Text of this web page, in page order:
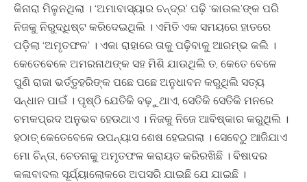
କିନାରା ମିଳୁନଥିଲା । ‘ଅମାବାସ୍ୟାର ଚନ୍ଦ୍ର’ ପଢ଼ି ‘କାଉଲ’ଙ୍କ ପରି
ନିଜକୁ ନିରୁଦ୍ଧିଷ୍ଟ କରିଦେଇଥିଲି । ଏମିତି ଏକ ସମୟରେ ହାତରେ
ପଡି଼ଲା ‘ଅମୃତଫଳ’ । ଏକା ରାହାରେ ତାକୁ ପଢ଼ିବାକୁ ଆରମ୍ଭ କଲି ।
କେତେବେଳେ ଅମରନାଥଙ୍କ ସହ ମିଶି ଯାଉଥିଲି ତ, କେତେ ବେଳେ
ପୁଣି ରାଜା ଭର୍ତ୍ତୃହରିଙ୍କ ପଛେ ପଛେ ଅନୁଧାବନ କରୁଥିଲି ସତ୍ୟ
ସନ୍ଧାନ ପାଇଁ । ପୃଷ୍ଠି ଯେତିକି ବଢ଼ୁଥାଏ, ସେତିକି ସେତିକି ମନରେ
ଚମକପ୍ରଦ ଅନୁଭବ ହେଉଥାଏ । ନିଜକୁ ନିଜେ ଆବିଷ୍କାର କରୁଥିଲି ।
ହଠାତ୍ କେତେବେଳେ ଉପନ୍ୟାସ ଶେଷ ହେଇଗଲା । ସେବେଠୁ ଆଜିଯାଏ
ମୋ ଚିନ୍ତା, ଚେତନାକୁ ଅମୃତଫଳ କରାୟତ କରିରଖିଛି । ବିଷାଦର
କଳାବାଦଲ ସୂର୍ଯ୍ୟାଲୋକରେ ଅପସରି ଯାଇଛି ଯେ ଯାଇଛି ।